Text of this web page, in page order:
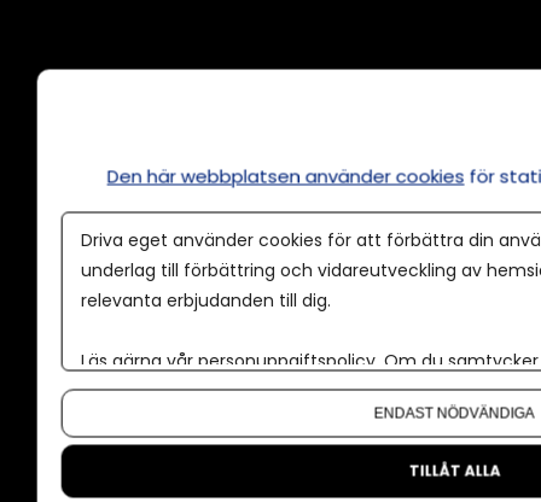
Våra användarvillkor
Policy för AI
Annonspolicy
Tillgänglighet
Om oss
Den här webbplatsen använder cookies för
Driva eget använder cookies för att förbättra din
underlag till förbättring och vidareutveckling av
relevanta erbjudanden till dig.
Läs gärna vår personuppgiftspolicy. Om du
Om du vill ändra ditt val i efterhand hittar du den
ENDAST NÖDVÄNDIGA
TILLÅT ALLA